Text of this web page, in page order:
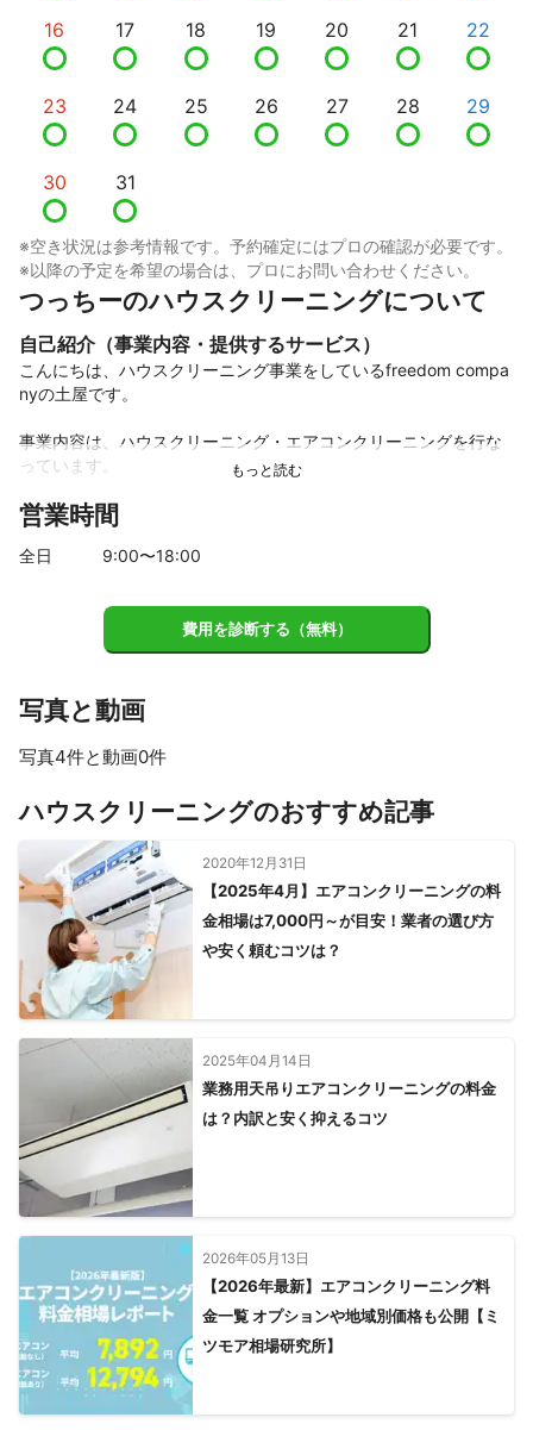
16 17 18 19 20 21 22
23 24 25 26 27 28 29
30 31
※空き状況は参考情報です。予約確定にはプロの確認が必要です。
※以降の予定を希望の場合は、プロにお問い合わせください。
つっちーのハウスクリーニングについて
自己紹介（事業内容・提供するサービス）
こんにちは、ハウスクリーニング事業をしているfreedom compa
nyの土屋です。
事業内容は、ハウスクリーニング・エアコンクリーニングを行な
っています。
営業時間
全日 9:00〜18:00
費用を診断する（無料）
写真と動画
写真4件と動画0件
すべて見る
ハウスクリーニングのおすすめ記事
2020年12月31日
【2025年4月】エアコンクリーニングの料
金相場は7,000円～が目安！業者の選び方
や安く頼むコツは？
2025年04月14日
業務用天吊りエアコンクリーニングの料金
は？内訳と安く抑えるコツ
2026年05月13日
【2026年最新】エアコンクリーニング料
金一覧 オプションや地域別価格も公開【ミ
ツモア相場研究所】